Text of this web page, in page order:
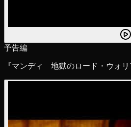
予告編
『マンディ 地獄のロード・ウォ